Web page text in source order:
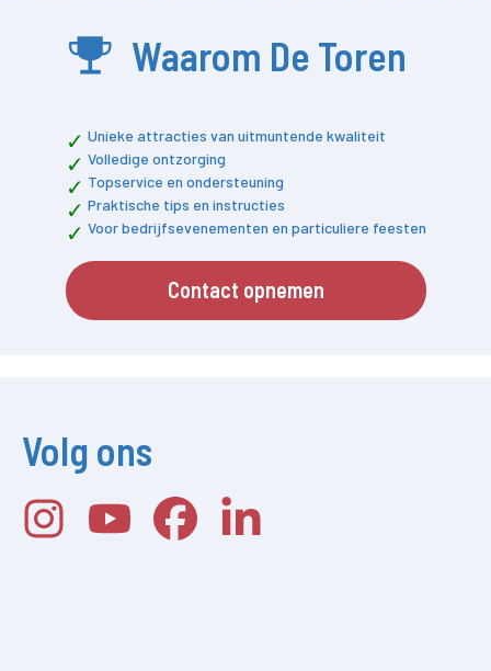
Waarom De Toren
Unieke attracties van uitmuntende kwaliteit
Volledige ontzorging
Topservice en ondersteuning
Praktische tips en instructies
Voor bedrijfsevenementen en particuliere feesten
Contact opnemen
Volg ons